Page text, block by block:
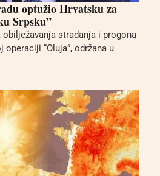
optužio Hrvatsku za
Srpsku”
stradanja i progona
“Oluja”, održana u